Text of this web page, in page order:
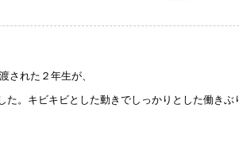
された２年生が、
た。キビキビとした動きでしっかりとした働きぶ